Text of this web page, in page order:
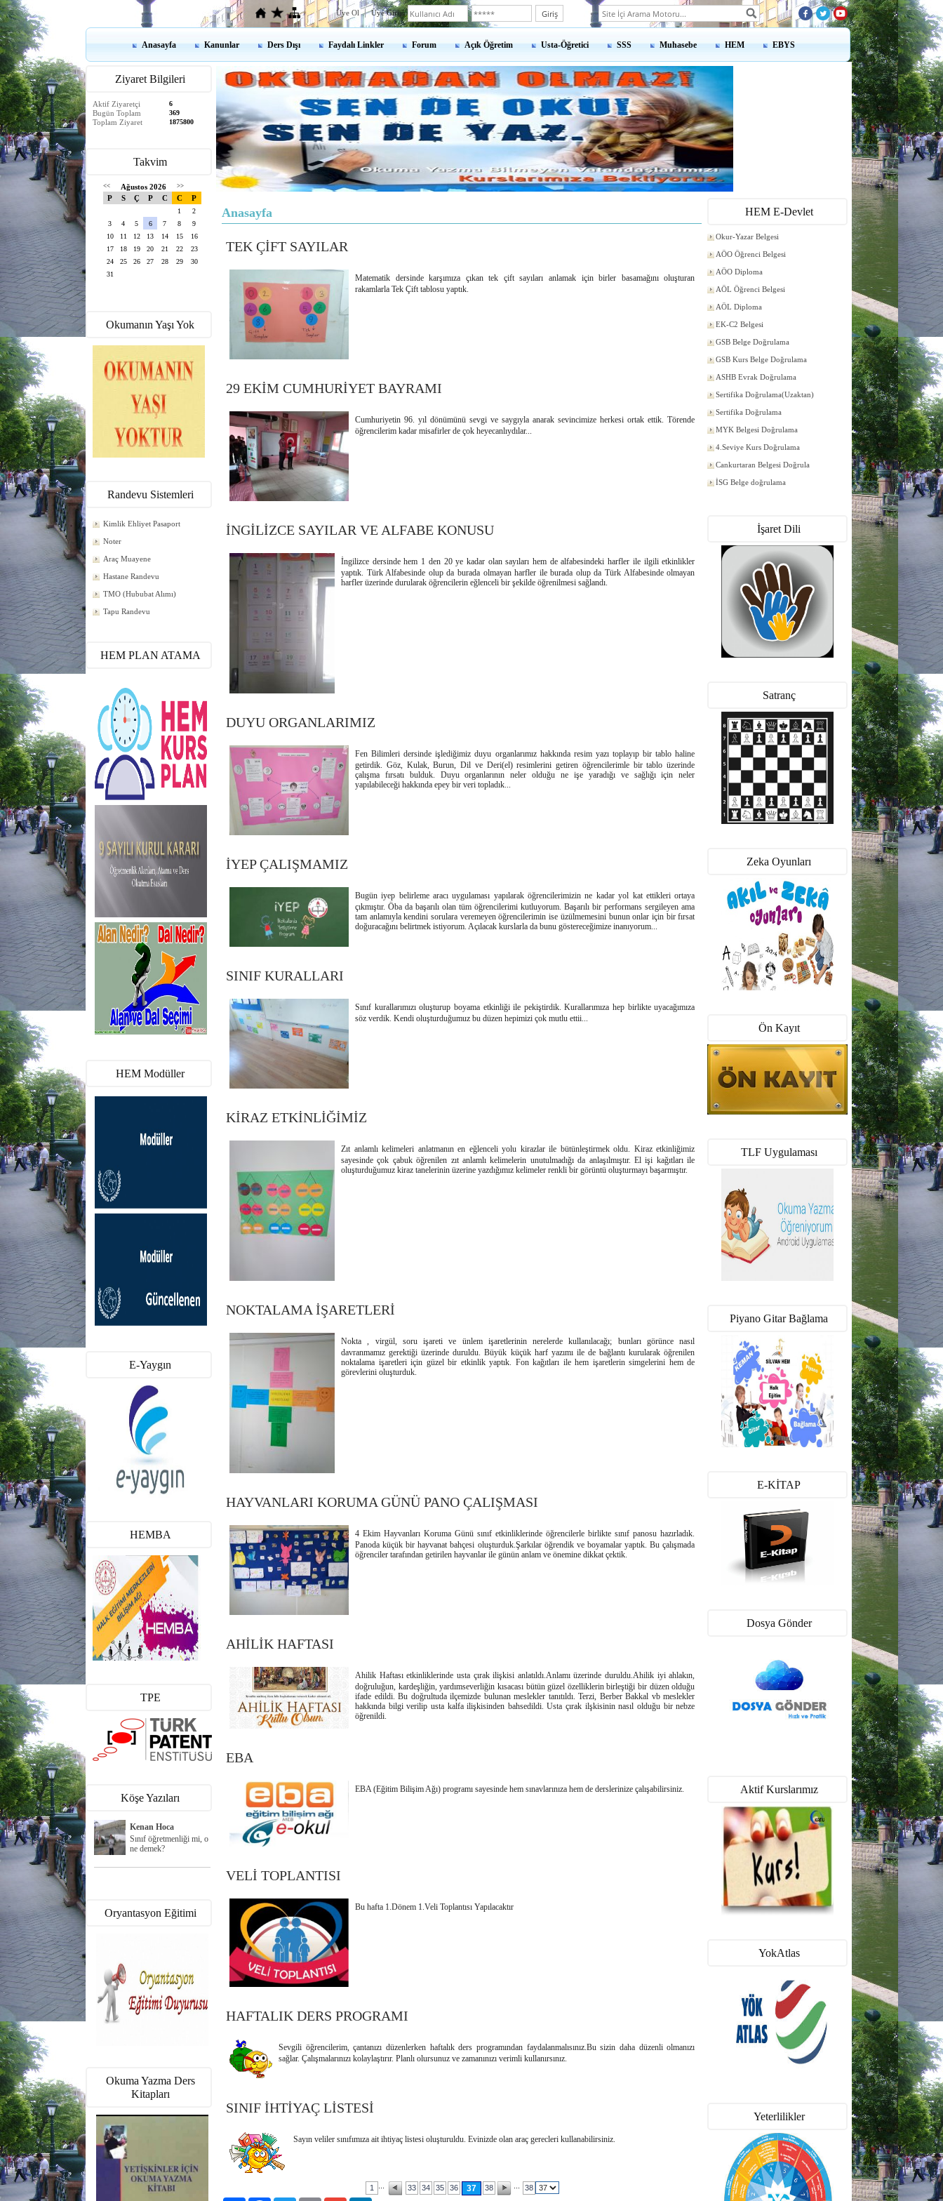
Üye Ol Üye Girişi
Anasayfa Kanunlar Ders Dışı Faydalı Linkler Forum Açık Öğretim Usta-Öğretici SSS Muhasebe HEM EBYS
Ziyaret Bilgileri
Aktif Ziyaretçi 6
Bugün Toplam 369
Toplam Ziyaret 1875800
Takvim
<< Ağustos 2026 >>
P S Ç P C C P
1
2
3
4 5 6 7 8
9
10
11 12 13 14 15
16
17
18 19 20 21 22
23
24
25 26 27 28 29
30
31
Okumanın Yaşı Yok
Randevu Sistemleri
Kimlik Ehliyet Pasaport
Noter
Araç Muayene
Hastane Randevu
TMO (Hububat Alımı)
Tapu Randevu
HEM PLAN ATAMA
HEM Modüller
E-Yaygın
HEMBA
TPE
Köşe Yazıları
Kenan Hoca
Sınıf öğretmenliği mi, o
ne demek?
Oryantasyon Eğitimi
Okuma Yazma Ders
Kitapları
Anasayfa
TEK ÇİFT SAYILAR
Matematik dersinde karşımıza çıkan tek çift sayıları anlamak için birler basamağını oluşturan
rakamlarla Tek Çift tablosu yaptık.
29 EKİM CUMHURİYET BAYRAMI
Cumhuriyetin 96. yıl dönümünü sevgi ve saygıyla anarak sevincimize herkesi ortak ettik. Törende
öğrencilerim kadar misafirler de çok heyecanlıydılar...
İNGİLİZCE SAYILAR VE ALFABE KONUSU
İngilizce dersinde hem 1 den 20 ye kadar olan sayıları hem de alfabesindeki harfler ile ilgili etkinlikler
yaptık. Türk Alfabesinde olup da burada olmayan harfler ile burada olup da Türk Alfabesinde olmayan
harfler üzerinde durularak öğrencilerin eğlenceli bir şekilde öğrenilmesi sağlandı.
DUYU ORGANLARIMIZ
Fen Bilimleri dersinde işlediğimiz duyu organlarımız hakkında resim yazı toplayıp bir tablo haline
getirdik. Göz, Kulak, Burun, Dil ve Deri(el) resimlerini getiren öğrencilerimle bir tablo üzerinde
çalışma fırsatı bulduk. Duyu organlarının neler olduğu ne işe yaradığı ve sağlığı için neler
yapılabileceği hakkında epey bir veri topladık...
İYEP ÇALIŞMAMIZ
Bugün iyep belirleme aracı uygulaması yapılarak öğrencilerimizin ne kadar yol kat ettikleri ortaya
çıkmıştır. Öba da başarılı olan tüm öğrencilerimi kutluyorum. Başarılı bir performans sergileyen ama
tam anlamıyla kendini sorulara veremeyen öğrencilerimin ise üzülmemesini bunun onlar için bir fırsat
doğuracağını belirtmek istiyorum. Açılacak kurslarla da bunu göstereceğimize inanıyorum...
SINIF KURALLARI
Sınıf kurallarımızı oluşturup boyama etkinliği ile pekiştirdik. Kurallarımıza hep birlikte uyacağımıza
söz verdik. Kendi oluşturduğumuz bu düzen hepimizi çok mutlu ettii...
KİRAZ ETKİNLİĞİMİZ
Zıt anlamlı kelimeleri anlatmanın en eğlenceli yolu kirazlar ile bütünleştirmek oldu. Kiraz etkinliğimiz
sayesinde çok çabuk öğrenilen zıt anlamlı kelimelerin unutulmadığı da anlaşılmıştır. El işi kağıtları ile
oluşturduğumuz kiraz tanelerinin üzerine yazdığımız kelimeler renkli bir görüntü oluşturmayı başarmıştır.
NOKTALAMA İŞARETLERİ
Nokta , virgül, soru işareti ve ünlem işaretlerinin nerelerde kullanılacağı; bunları görünce nasıl
davranmamız gerektiği üzerinde duruldu. Büyük küçük harf yazımı ile de bağlantı kurularak öğrenilen
noktalama işaretleri için güzel bir etkinlik yaptık. Fon kağıtları ile hem işaretlerin simgelerini hem de
görevlerini oluşturduk.
HAYVANLARI KORUMA GÜNÜ PANO ÇALIŞMASI
4 Ekim Hayvanları Koruma Günü sınıf etkinliklerinde öğrencilerle birlikte sınıf panosu hazırladık.
Panoda küçük bir hayvanat bahçesi oluşturduk.Şarkılar öğrendik ve boyamalar yaptık. Bu çalışmada
öğrenciler tarafından getirilen hayvanlar ile günün anlam ve önemine dikkat çektik.
AHİLİK HAFTASI
Ahilik Haftası etkinliklerinde usta çırak ilişkisi anlatıldı.Anlamı üzerinde duruldu.Ahilik iyi ahlakın,
doğruluğun, kardeşliğin, yardımseverliğin kısacası bütün güzel özelliklerin birleştiği bir düzen olduğu
ifade edildi. Bu doğrultuda ilçemizde bulunan meslekler tanıtıldı. Terzi, Berber Bakkal vb meslekler
hakkında bilgi verilip usta kalfa ilişkisinden bahsedildi. Usta çırak ilşkisinin nasıl olduğu bir nebze
öğrenildi.
EBA
EBA (Eğitim Bilişim Ağı) programı sayesinde hem sınavlarınıza hem de derslerinize çalışabilirsiniz.
VELİ TOPLANTISI
Bu hafta 1.Dönem 1.Veli Toplantısı Yapılacaktır
HAFTALIK DERS PROGRAMI
Sevgili öğrencilerim, çantanızı düzenlerken haftalık ders programından faydalanmalısınız.Bu sizin daha düzenli olmanızı
sağlar. Çalışmalarınızı kolaylaştırır. Planlı olursunuz ve zamanınızı verimli kullanırsınız.
SINIF İHTİYAÇ LİSTESİ
Sayın veliler sınıfımıza ait ihtiyaç listesi oluşturuldu. Evinizde olan araç gerecleri kullanabilirsiniz.
1 33 34 35 36 37 38 38
HEM E-Devlet
Okur-Yazar Belgesi
AÖO Öğrenci Belgesi
AÖO Diploma
AÖL Öğrenci Belgesi
AÖL Diploma
EK-C2 Belgesi
GSB Belge Doğrulama
GSB Kurs Belge Doğrulama
ASHB Evrak Doğrulama
Sertifika Doğrulama(Uzaktan)
Sertifika Doğrulama
MYK Belgesi Doğrulama
4.Seviye Kurs Doğrulama
Cankurtaran Belgesi Doğrula
İSG Belge doğrulama
İşaret Dili
Satranç
Zeka Oyunları
Ön Kayıt
TLF Uygulaması
Piyano Gitar Bağlama
E-KİTAP
Dosya Gönder
Aktif Kurslarımız
YokAtlas
Yeterlilikler